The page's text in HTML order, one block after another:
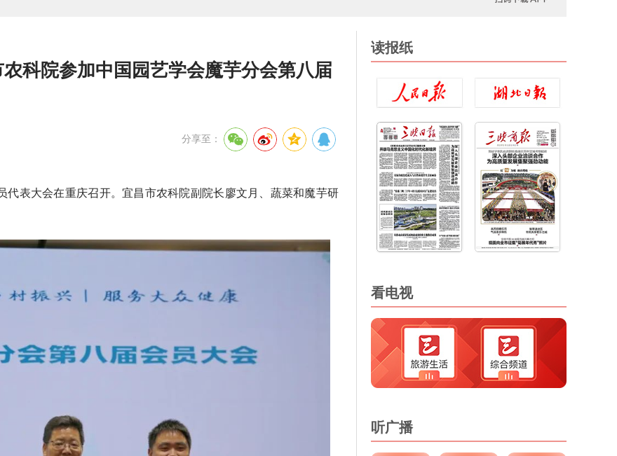
科院参加中国园艺学会魔芋分会第八届
分享至：
表大会在重庆召开。宜昌市农科院副院长廖文月、蔬菜和魔芋研
读报纸
看电视
听广播